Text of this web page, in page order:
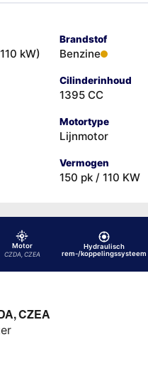
kW)
Brandstof
Benzine
Cilinderinhoud
1395 CC
Motortype
Lijnmotor
Vermogen
150 pk / 110 KW
Motor
CZDA, CZEA
Hydraulisch
rem-/koppelingssysteem
CZEA